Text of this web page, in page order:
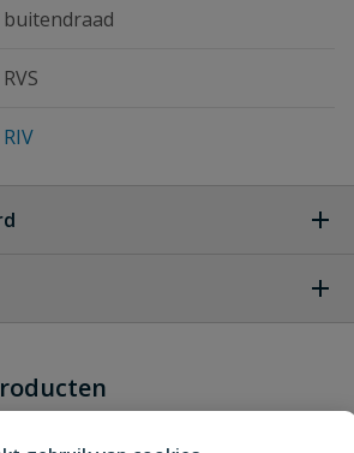
buitendraad
RVS
RIV
beoordeling